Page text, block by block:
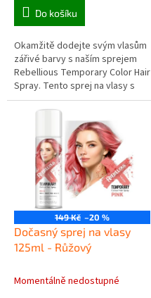
Do košíku
Okamžitě dodejte svým vlasům
zářivé barvy s naším sprejem
Rebellious Temporary Color Hair
Spray. Tento sprej na vlasy s
nízkým nasazením je ideální pro
změnu barvy vlasů pro...
149 Kč –20 %
Dočasný sprej na vlasy
125ml - Růžový
Momentálně nedostupné